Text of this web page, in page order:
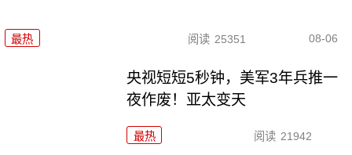
最热 阅读 25351 08-06
央视短短5秒钟，美军3年兵推一
夜作废！亚太变天
最热 阅读 21942